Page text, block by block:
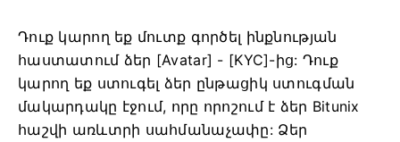
Դուք կարող եք մուտք գործել ինքնության
հաստատում ձեր [Avatar] - [KYC]-ից: Դուք
կարող եք ստուգել ձեր ընթացիկ ստուգման
մակարդակը էջում, որը որոշում է ձեր Bitunix
հաշվի առևտրի սահմանաչափը: Ձեր